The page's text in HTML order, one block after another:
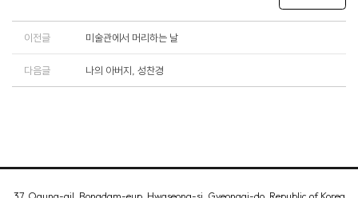
이전글 미술관에서 머리하는 날
다음글 나의 아버지, 성찬경